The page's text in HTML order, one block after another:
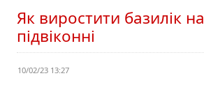
Як виростити базилік на
підвіконні
10/02/23 13:27